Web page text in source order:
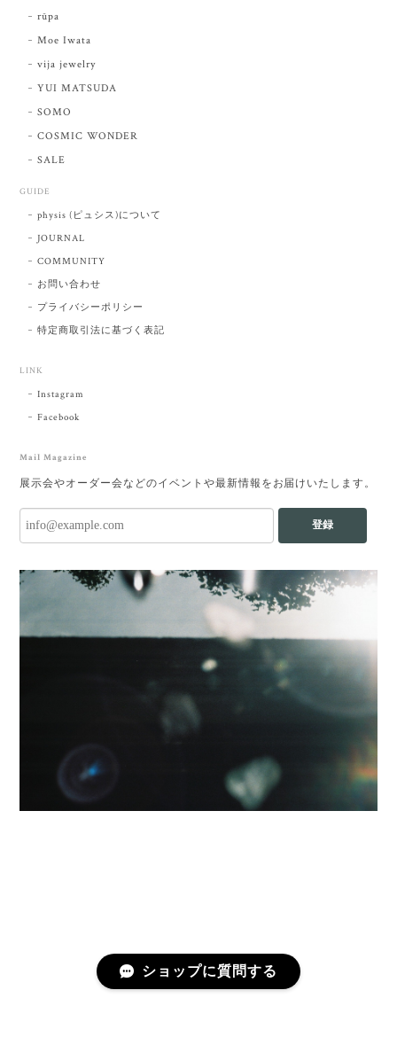
rūpa
Moe Iwata
vija jewelry
YUI MATSUDA
SOMO
COSMIC WONDER
SALE
GUIDE
physis (ピュシス)について
JOURNAL
COMMUNITY
お問い合わせ
プライバシーポリシー
特定商取引法に基づく表記
LINK
Instagram
Facebook
Mail Magazine
展示会やオーダー会などのイベントや最新情報をお届けいたします。
登録
ショップに質問する